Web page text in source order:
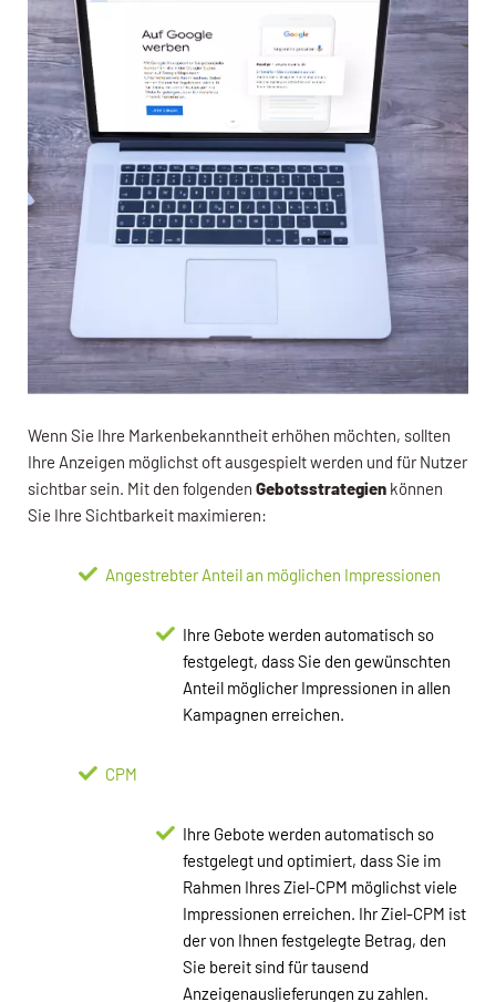
Wenn Sie Ihre Markenbekanntheit erhöhen möchten, sollten
Ihre Anzeigen möglichst oft ausgespielt werden und für Nutzer
sichtbar sein. Mit den folgenden Gebotsstrategien können
Sie Ihre Sichtbarkeit maximieren:
Angestrebter Anteil an möglichen Impressionen
Ihre Gebote werden automatisch so
festgelegt, dass Sie den gewünschten
Anteil möglicher Impressionen in allen
Kampagnen erreichen.
CPM
Ihre Gebote werden automatisch so
festgelegt und optimiert, dass Sie im
Rahmen Ihres Ziel-CPM möglichst viele
Impressionen erreichen. Ihr Ziel-CPM ist
der von Ihnen festgelegte Betrag, den
Sie bereit sind für tausend
Anzeigenauslieferungen zu zahlen.